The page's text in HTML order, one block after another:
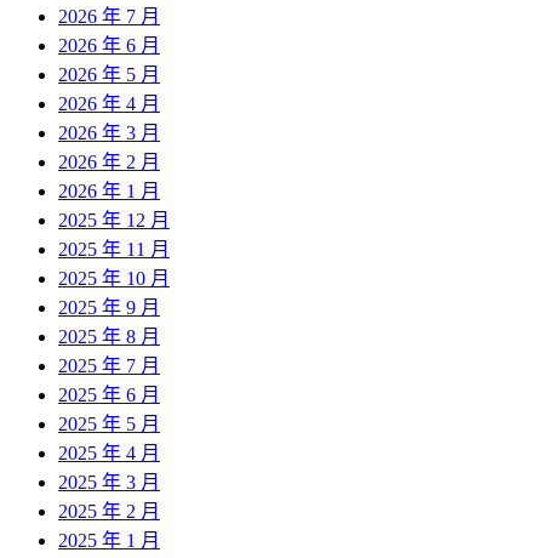
2026 年 7 月
2026 年 6 月
2026 年 5 月
2026 年 4 月
2026 年 3 月
2026 年 2 月
2026 年 1 月
2025 年 12 月
2025 年 11 月
2025 年 10 月
2025 年 9 月
2025 年 8 月
2025 年 7 月
2025 年 6 月
2025 年 5 月
2025 年 4 月
2025 年 3 月
2025 年 2 月
2025 年 1 月